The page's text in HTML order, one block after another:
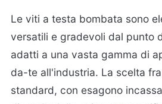
Le viti a testa bombata sono
versatili e gradevoli dal punto
adatti a una vasta gamma di
da-te all'industria. La scelta
standard, con esagono